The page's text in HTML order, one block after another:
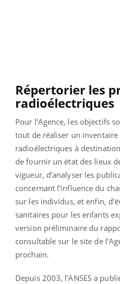
Répertorier les
radioélectriques
Pour l’Agence, les objectifs
tout de réaliser un
radioélectriques à
de fournir un état des lieux
vigueur, d’analyser les
concernant l’influence du
sur les individus, et enfin,
sanitaires pour les enfants
version préliminaire du
consultable sur le site de
prochain.
Depuis 2003, l’ANSES a